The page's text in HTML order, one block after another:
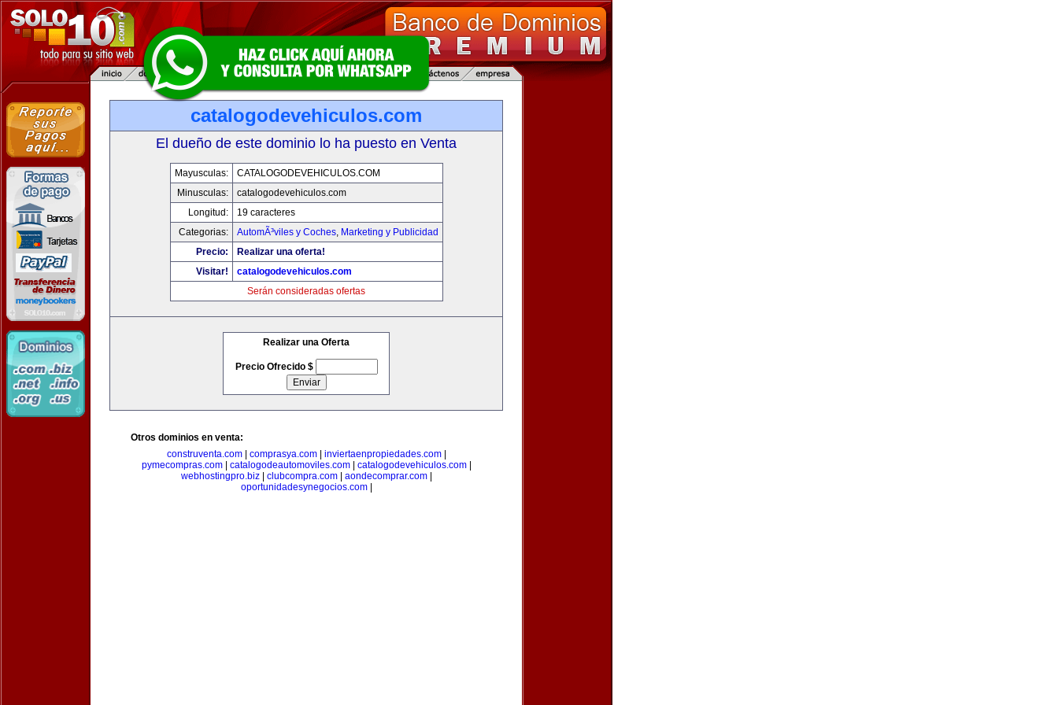
catalogodevehiculos.com
El dueño de este dominio lo ha puesto en Venta
Mayusculas:
CATALOGODEVEHICULOS.COM
Minusculas:
catalogodevehiculos.com
Longitud:
19 caracteres
Categorias:
AutomÃ³viles y Coches, Marketing y Publicidad
Precio:
Realizar una oferta!
Visitar!
catalogodevehiculos.com
Serán consideradas ofertas
Realizar una Oferta
Precio Ofrecido $
Otros dominios en venta:
construventa.com| comprasya.com| inviertaenpropiedades.com|
pymecompras.com| catalogodeautomoviles.com| catalogodevehiculos.com|
webhostingpro.biz| clubcompra.com| aondecomprar.com|
oportunidadesynegocios.com|